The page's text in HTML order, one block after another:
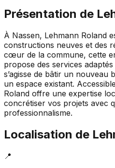
Présentation de
À Nassen, Lehmann Roland
constructions neuves et des
cœur de la commune, cette
propose des services
s’agisse de bâtir un
un espace existant.
Roland offre une expertise
concrétiser vos projets avec
professionnalisme.
Localisation de
📍